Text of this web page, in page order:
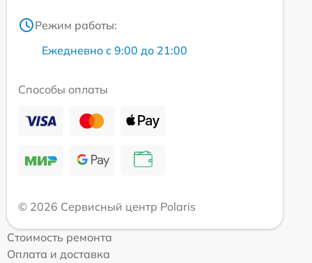
Режим работы:
Ежедневно с 9:00 до 21:00
Способы оплаты
© 2026 Сервисный центр Polaris
Стоимость ремонта
Оплата и доставка